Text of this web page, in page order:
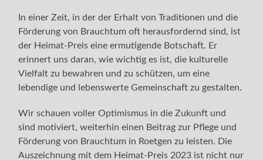
In einer Zeit, in der der Erhalt von Traditionen und die
Förderung von Brauchtum oft herausfordernd sind, ist
der Heimat-Preis eine ermutigende Botschaft. Er
erinnert uns daran, wie wichtig es ist, die kulturelle
Vielfalt zu bewahren und zu schützen, um eine
lebendige und lebenswerte Gemeinschaft zu gestalten.
Wir schauen voller Optimismus in die Zukunft und
sind motiviert, weiterhin einen Beitrag zur Pflege und
Förderung von Brauchtum in Roetgen zu leisten. Die
Auszeichnung mit dem Heimat-Preis 2023 ist nicht nur